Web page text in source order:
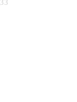
33